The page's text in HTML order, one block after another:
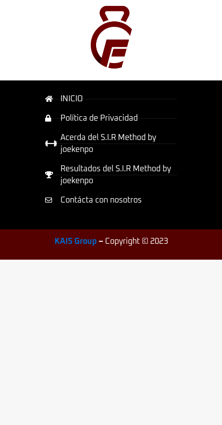
INICIO
Política de Privacidad
Acerda del S.I.R Method by
joekenpo
Resultados del S.I.R Method by
joekenpo
Contácta con nosotros
KAIS Group– Copyright © 2023